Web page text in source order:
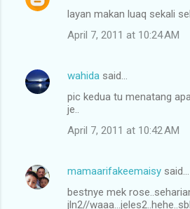
layan makan luaq sekali
April 7, 2011 at 10:24 AM
wahida said…
pic kedua tu menatang
je..
April 7, 2011 at 10:42 AM
mamaarifakeemaisy said…
bestnye mek
jln2//